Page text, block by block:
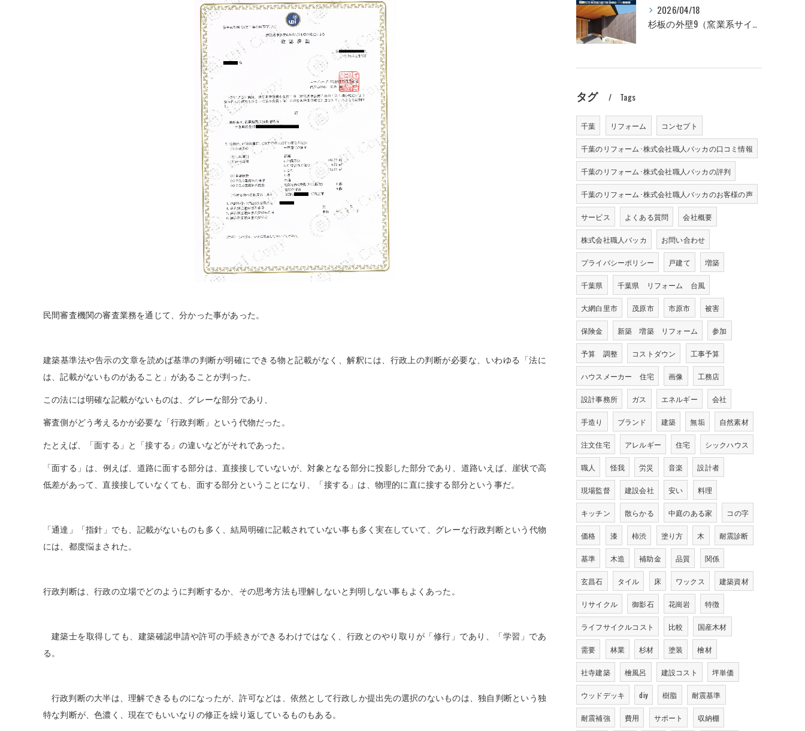
民間審査機関の審査業務を通じて、分かった事があった。
建築基準法や告示の文章を読めば基準の判断が明確にできる物と記載がなく、解釈には、行政上の判断が必要な、いわゆる「法に
は、記載がないものがあること」があることが判った。
この法には明確な記載がないものは、グレーな部分であり、
審査側がどう考えるかが必要な「行政判断」という代物だった。
たとえば、「面する」と「接する」の違いなどがそれであった。
「面する」は、例えば、道路に面する部分は、直接接していないが、対象となる部分に投影した部分であり、道路いえば、崖状で高
低差があって、直接接していなくても、面する部分ということになり、「接する」は、物理的に直に接する部分という事だ。
「通達」「指針」でも、記載がないものも多く、結局明確に記載されていない事も多く実在していて、グレーな行政判断という代物
には、都度悩まされた。
行政判断は、行政の立場でどのように判断するか、その思考方法も理解しないと判明しない事もよくあった。
建築士を取得しても、建築確認申請や許可の手続きができるわけではなく、行政とのやり取りが「修行」であり、「学習」であ
る。
行政判断の大半は、理解できるものになったが、許可などは、依然として行政しか提出先の選択のないものは、独自判断という独
特な判断が、色濃く、現在でもいいなりの修正を繰り返しているものもある。
2026/04/18
杉板の外壁9（窯業系サイディングVS杉板 価格比較編）
タグ Tags
千葉 リフォーム コンセプト
千葉のリフォーム･株式会社職人バッカの口コミ情報
千葉のリフォーム･株式会社職人バッカの評判
千葉のリフォーム･株式会社職人バッカのお客様の声
サービス よくある質問 会社概要
株式会社職人バッカ お問い合わせ
プライバシーポリシー 戸建て 増築
千葉県 千葉県 リフォーム 台風
大網白里市 茂原市 市原市 被害
保険金 新築 増築 リフォーム 参加
予算 調整 コストダウン 工事予算
ハウスメーカー 住宅 画像 工務店
設計事務所 ガス エネルギー 会社
手造り ブランド 建築 無垢 自然素材
注文住宅 アレルギー 住宅 シックハウス
職人 怪我 労災 音楽 設計者
現場監督 建設会社 安い 料理
キッチン 散らかる 中庭のある家 コの字
価格 漆 柿渋 塗り方 木 耐震診断
基準 木造 補助金 品質 関係
玄昌石 タイル 床 ワックス 建築資材
リサイクル 御影石 花崗岩 特徴
ライフサイクルコスト 比較 国産木材
需要 林業 杉材 塗装 檜材
社寺建築 檜風呂 建設コスト 坪単価
ウッドデッキ diy 樹脂 耐震基準
耐震補強 費用 サポート 収納棚